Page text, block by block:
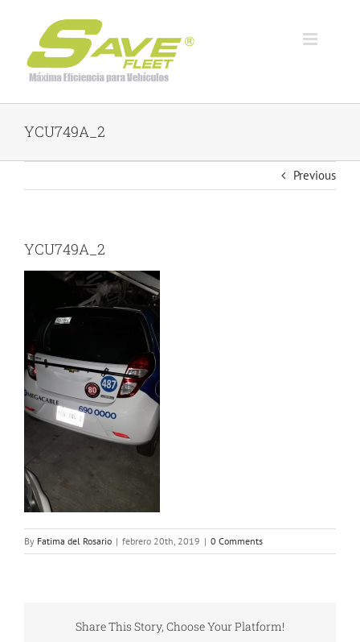
content
YCU749A_2
Previous
YCU749A_2
By Fatima del Rosario | febrero 20th, 2019 | 0 Comments
Share This Story, Choose Your Platform!